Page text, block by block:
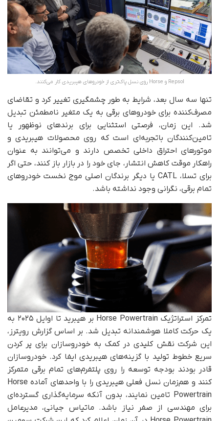
Repsol و Horse روی نسل پاک‌تری از خودروهای هیبریدی کار می‌کنند.
تنها سه سال بعد، شرایط به‌ طور چشمگیری تغییر کرد و تقاضای
مصرف‌کننده برای خودروهای برقی به یک متغیر نامطمئن تبدیل
شد. این زمان، فرصتی استثنایی برای برندهای نوظهور یا
تامین‌کنندگان باتجربه‌ای است که روی محصولات هیبریدی و
موتورهای احتراق داخلی تخصص دارند و می‌توانند به‌ عنوان
راهکار موقت کاهش انتشار، جای خود را در بازار باز کنند، حتی اگر
برای تسلا، CATL یا دیگر برندگان اصلی موج نخست خودروهای
تمام برقی، نگرانی‌ وجود نداشته باشد.
تمرکز استراتژیک Horse Powertrain بر هیبرید تا اوایل ۲۰۲۵ به
یک حرکت کاملا هوشمندانه تبدیل شد. بر اساس گزارش رویترز،
این شرکت نقش کلیدی در کمک به خودروسازان برای پر کردن
سریع خطوط تولید با گزینه‌های هیبریدی ایفا کرد. خودروسازان
قادر بودند بودجه توسعه را روی پلتفرم‌های تمام برقی متمرکز
کنند و هم‌زمان نسل فعلی هیبریدی را با واحدهای آماده Horse
Powertrain تامین نمایند، بدون آنکه سرمایه‌گذاری گسترده‌ای
برای مهندسی از صفر نیاز باشد. ماتیاس جیانی، مدیرعامل